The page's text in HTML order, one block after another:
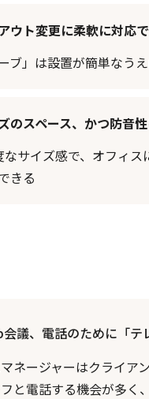
ウト変更に柔軟に対応
ーブ」は設置が簡単な
のスペース、かつ防音
なサイズ感で、オフィ
きる
議、電話のために「テ
ネージャーはクライア
と電話する機会が多く